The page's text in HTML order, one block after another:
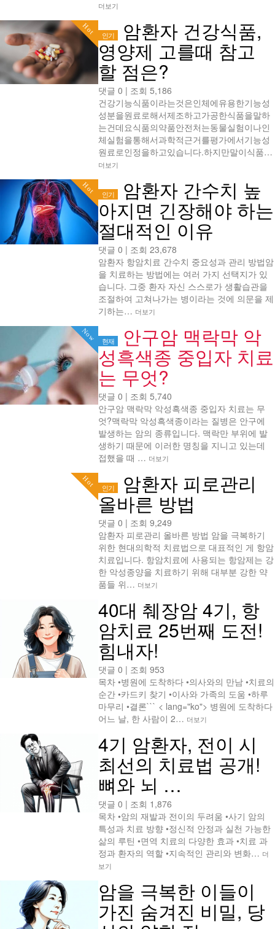
더보기
Hot
인기 암환자 건강식품,
영양제 고를때 참고
할 점은?
댓글 0 | 조회 5,186
건강기능식품이라는것은인체에유용한기능성
성분을원료로해서제조하고가공한식품을말하
는건데요식품의약품안전처는동물실험이나인
체실험을통해서과학적근거를평가에서기능성
원료로인정을하고있습니다.하지만말이식품…
더보기
Hot
인기 암환자 간수치 높
아지면 긴장해야 하는
절대적인 이유
댓글 0 | 조회 23,678
암환자 항암치료 간수치 중요성과 관리 방법암
을 치료하는 방법에는 여러 가지 선택지가 있
습니다. 그중 환자 자신 스스로가 생활습관을
조절하여 고쳐나가는 병이라는 것에 의문을 제
기하는… 더보기
Now 현재 안구암 맥락막 악
성흑색종 중입자 치료
는 무엇?
댓글 0 | 조회 5,740
안구암 맥락막 악성흑색종 중입자 치료는 무
엇?맥락막 악성흑색종이라는 질병은 안구에
발생하는 암의 종류입니다. 맥락만 부위에 발
생하기 때문에 이러한 명칭을 지니고 있는데
접했을 때 … 더보기
Hot
인기 암환자 피로관리
올바른 방법
댓글 0 | 조회 9,249
암환자 피로관리 올바른 방법 암을 극복하기
위한 현대의학적 치료법으로 대표적인 게 항암
치료입니다. 항암치료에 사용되는 항암제는 강
한 악성종양을 치료하기 위해 대부분 강한 약
품들 위… 더보기
40대 췌장암 4기, 항
암치료 25번째 도전!
힘내자!
댓글 0 | 조회 953
목차 •병원에 도착하다 •의사와의 만남 •치료의
순간 •카드키 찾기 •이사와 가족의 도움 •하루
마무리 •결론``` < lang="ko"> 병원에 도착하다
어느 날, 한 사람이 2… 더보기
4기 암환자, 전이 시
최선의 치료법 공개!
뼈와 뇌 …
댓글 0 | 조회 1,876
목차 •암의 재발과 전이의 두려움 •사기 암의
특성과 치료 방향 •정신적 안정과 실천 가능한
삶의 루틴 •면역 치료의 다양한 효과 •치료 과
정과 환자의 역할 •지속적인 관리와 변화… 더
보기
암을 극복한 이들이
가진 숨겨진 비밀, 당